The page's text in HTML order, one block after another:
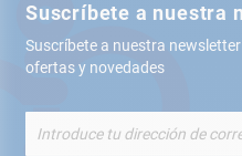
Suscríbete a nuestra
Suscríbete a nuestra
ofertas y novedades